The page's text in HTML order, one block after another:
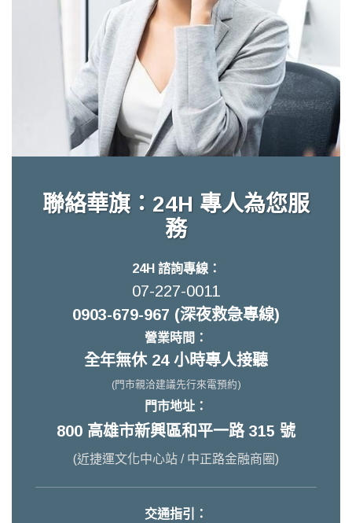
聯絡華旗：24H 專人為您服
務
24H 諮詢專線：
07-227-0011
0903-679-967 (深夜救急專線)
營業時間：
全年無休 24 小時專人接聽
(門市親洽建議先行來電預約)
門市地址：
800 高雄市新興區和平一路 315 號
(近捷運文化中心站 / 中正路金融商圈)
交通指引：